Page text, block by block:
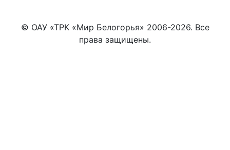
© ОАУ «ТРК «Мир Белогорья» 2006-2026. Все
права защищены.